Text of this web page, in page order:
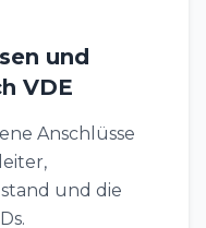
und
VDE
Anschlüsse
und die